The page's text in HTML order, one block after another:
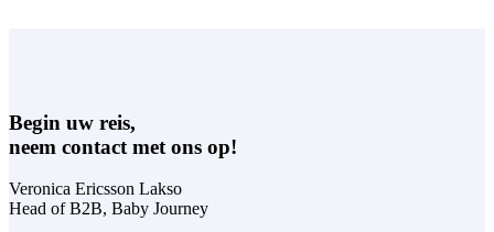
Begin uw reis,
neem contact met ons op!
Veronica Ericsson Lakso
Head of B2B, Baby Journey